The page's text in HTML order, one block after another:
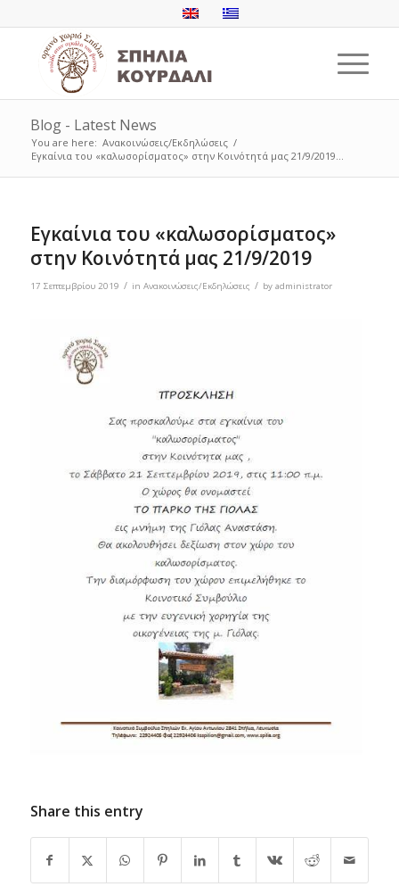
Blog - Latest News
You are here: Ανακοινώσεις/Εκδηλώσεις /
Εγκαίνια του «καλωσορίσματος» στην Κοινότητά μας 21/9/2019...
Εγκαίνια του «καλωσορίσματος»
στην Κοινότητά μας 21/9/2019
17 Σεπτεμβρίου 2019 / in Ανακοινώσεις/Εκδηλώσεις / by administrator
Share this entry